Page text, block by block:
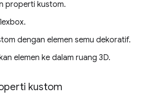
properti kustom.
dengan elemen semu dekoratif.
elemen ke dalam ruang 3D.
kustom